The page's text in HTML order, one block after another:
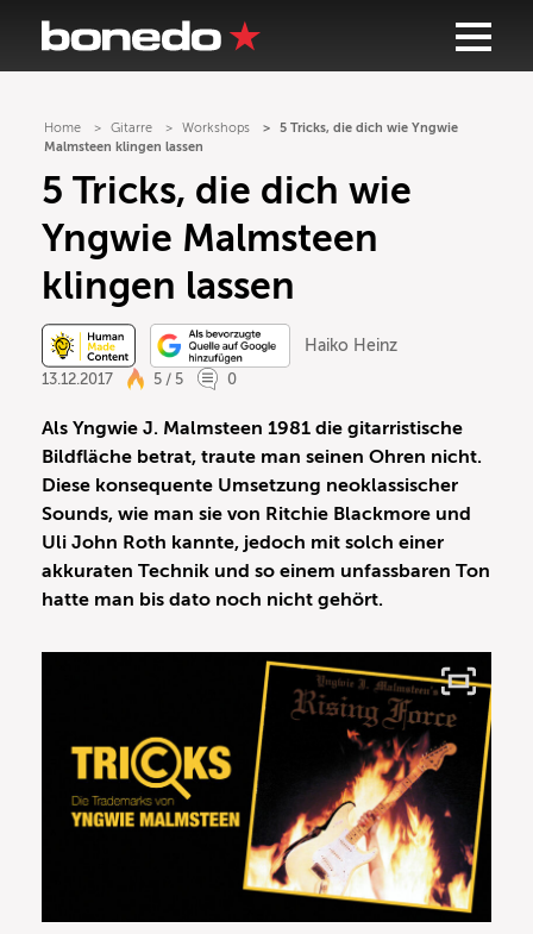
Home Gitarre Workshops
5 Tricks, die dich wie Yngwie
Malmsteen klingen lassen
5 Tricks, die dich wie
Yngwie Malmsteen
klingen lassen
Haiko Heinz
13.12.2017
5 / 5 0
Als Yngwie J. Malmsteen 1981 die gitarristische
Bildfläche betrat, traute man seinen Ohren nicht.
Diese konsequente Umsetzung neoklassischer
Sounds, wie man sie von Ritchie Blackmore und
Uli John Roth kannte, jedoch mit solch einer
akkuraten Technik und so einem unfassbaren Ton
hatte man bis dato noch nicht gehört.